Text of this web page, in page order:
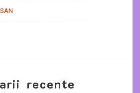
recente